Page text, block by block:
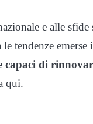
e alle
tendenze
capaci di
qui.